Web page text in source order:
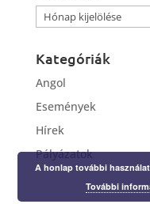
Archívum
Kategóriák
Angol
Események
Hírek
Pályázatok
A honlap további
További